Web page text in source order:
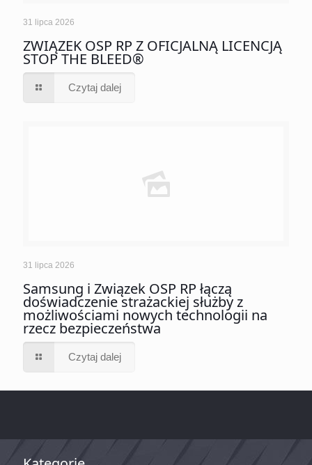
31 lipca 2026
ZWIĄZEK OSP RP Z OFICJALNĄ LICENCJĄ
STOP THE BLEED®
Czytaj dalej
31 lipca 2026
Samsung i Związek OSP RP łączą
doświadczenie strażackiej służby z
możliwościami nowych technologii na
rzecz bezpieczeństwa
Czytaj dalej